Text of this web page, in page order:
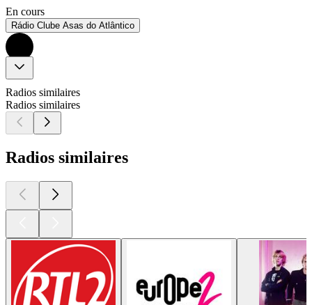
En cours
Rádio Clube Asas do Atlântico
Radios similaires
Radios similaires
Radios similaires